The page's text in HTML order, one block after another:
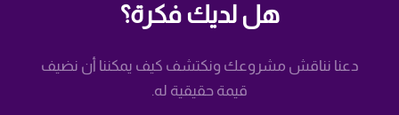
هل لديك فكرة؟
دعنا نناقش مشروعك ونكتشف كيف يمكننا أن نضيف
قيمة حقيقية له.